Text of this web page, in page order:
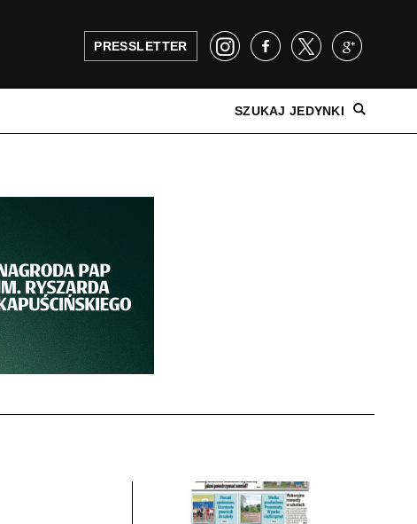
PRESSLETTER
SZUKAJ JEDYNKI